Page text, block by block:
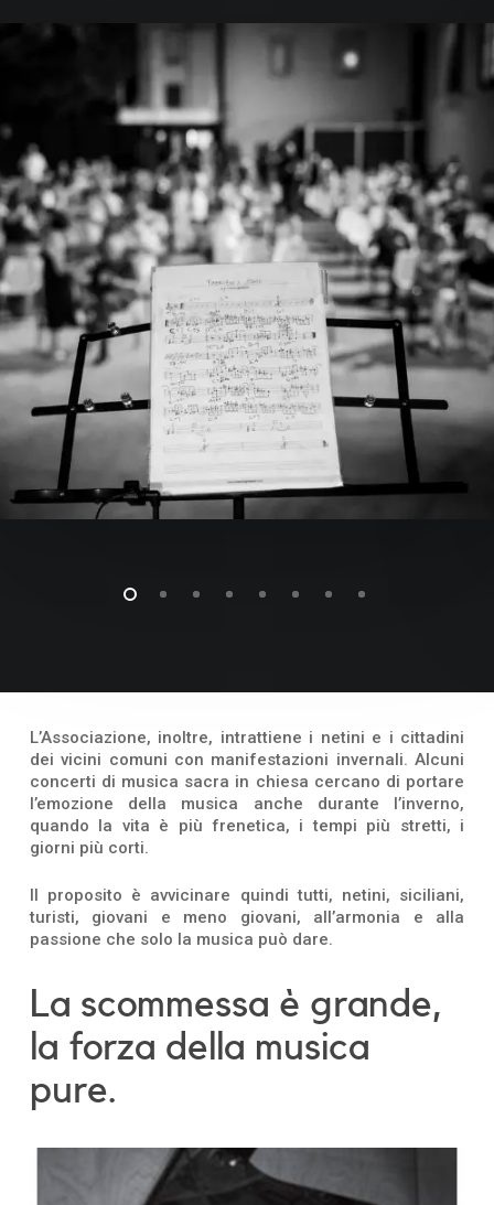
L’Associazione, inoltre, intrattiene i netini e i cittadini
dei vicini comuni con manifestazioni invernali. Alcuni
concerti di musica sacra in chiesa cercano di portare
l’emozione della musica anche durante l’inverno,
quando la vita è più frenetica, i tempi più stretti, i
giorni più corti.
Il proposito è avvicinare quindi tutti, netini, siciliani,
turisti, giovani e meno giovani, all’armonia e alla
passione che solo la musica può dare.
La scommessa è grande,
la forza della musica
pure.